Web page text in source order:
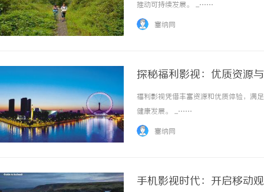
推动可持续发展。 ...……
塞纳网
探秘福利影视：优质资源
福利影视凭借丰富资源和优质体验，满
健康发展。 ...……
塞纳网
手机影视时代：开启移动